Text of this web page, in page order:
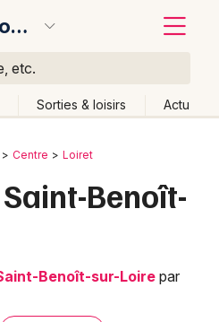
Saint-Benoît-sur-Loire
etc.
Sorties & loisirs Actu
Centre Loiret
Benoît-
Benoît-sur-Loire par
de lieu
week-end